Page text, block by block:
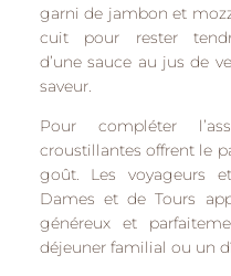
garni de jambon et
cuit pour rester
d’unesauce au jus de
saveur.
Pour compléter
croustillantes offrent le
goût. Les voyageurs
Dames et deTours
généreux et
déjeuner familial ou un